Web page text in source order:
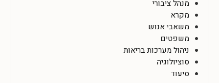
מנהל ציבורי
מקרא
משאבי אנוש
משפטים
ניהול מערכות בריאות
סוציולוגיה
סיעוד